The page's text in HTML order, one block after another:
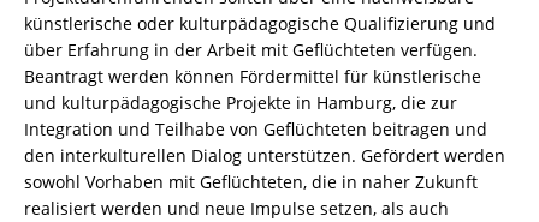
künstlerische oder kulturpädagogische Qualifizierung und
über Erfahrung in der Arbeit mit Geflüchteten verfügen.
Beantragt werden können Fördermittel für künstlerische
und kulturpädagogische Projekte in Hamburg, die zur
Integration und Teilhabe von Geflüchteten beitragen und
den interkulturellen Dialog unterstützen. Gefördert werden
sowohl Vorhaben mit Geflüchteten, die in naher Zukunft
realisiert werden und neue Impulse setzen, als auch